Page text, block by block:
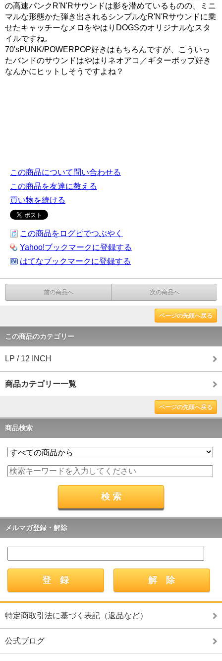
の高速パンクR'N'Rサウンドは影を潜めているものの、ミニ
マルな形態かた弾き出されるシンプルなR'N'Rサウンドに乗
せたキャッチーなメロをやはりDOGSのオリジナルなスタ
イルですね。
70'sPUNK/POWERPOP好きはもちろんですが、こういっ
たバンドのサウンドはやはりネオアコ／ギターポップ好き
なんかにヒットしそうですよね？
この商品について問い合わせる
この商品を友達に教える
買い物を続ける
この商品をログピでつぶやく
Yahoo!ブックマークに登録する
はてなブックマークに登録する
前の商品へ 次の商品へ
ページの先頭へ戻る
この商品のカテゴリー
LP / 12 INCH
商品カテゴリー一覧
ページの先頭へ戻る
商品検索
メルマガ登録・解除
特定商取引法に基づく表記（返品など）
公式ブログ